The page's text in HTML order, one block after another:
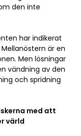
den inte
har indikerat
är en
Men lösningar
vändning av den
och spridning
med att
värld